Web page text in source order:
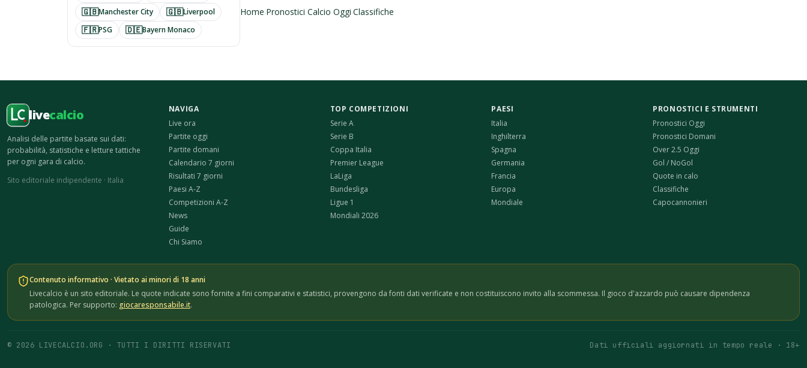
🇬🇧Manchester City 🇬🇧Liverpool
🇫🇷PSG 🇩🇪Bayern Monaco
Home·Pronostici Calcio Oggi·Classifiche
livecalcio
Analisi delle partite basate sui dati:
probabilità, statistiche e letture tattiche
per ogni gara di calcio.
Sito editoriale indipendente · Italia
NAVIGA
Live ora
Partite oggi
Partite domani
Calendario 7 giorni
Risultati 7 giorni
Paesi A-Z
Competizioni A-Z
News
Guide
Chi Siamo
TOP COMPETIZIONI
Serie A
Serie B
Coppa Italia
Premier League
LaLiga
Bundesliga
Ligue 1
Mondiali 2026
PAESI
Italia
Inghilterra
Spagna
Germania
Francia
Europa
Mondiale
PRONOSTICI E STRUMENTI
Pronostici Oggi
Pronostici Domani
Over 2.5 Oggi
Gol / NoGol
Quote in calo
Classifiche
Capocannonieri
Contenuto informativo · Vietato ai minori di 18 anni
Livecalcio è un sito editoriale. Le quote indicate sono fornite a fini comparativi e statistici, provengono da fonti dati verificate e non costituiscono invito alla scommessa. Il gioco d'azzardo può causare dipendenza
patologica. Per supporto: giocaresponsabile.it.
© 2026 LIVECALCIO.ORG · TUTTI I DIRITTI RISERVATI Dati ufficiali aggiornati in tempo reale · 18+